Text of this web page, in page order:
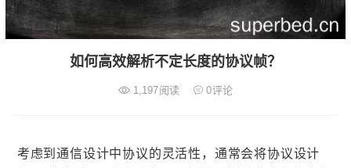
如何高效解析不定长度的协议帧？
1,197阅读 0评论
考虑到通信设计中协议的灵活性，通常会将协议设计